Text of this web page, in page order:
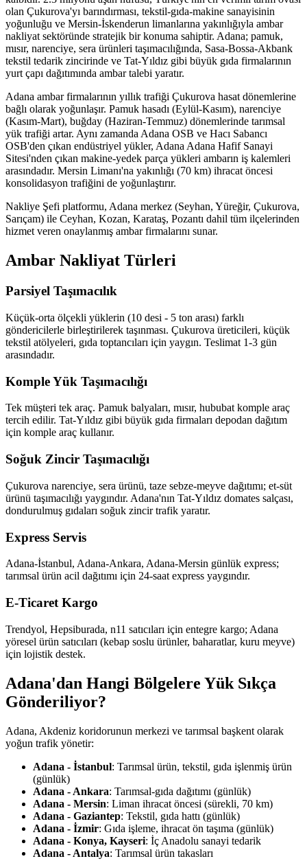
olan Çukurova'yı barındırması, tekstil-gıda-makine sanayisinin
yoğunluğu ve Mersin-İskenderun limanlarına yakınlığıyla ambar
nakliyat sektöründe stratejik bir konuma sahiptir. Adana; pamuk,
mısır, narenciye, sera ürünleri taşımacılığında, Sasa-Bossa-Akbank
tekstil tedarik zincirinde ve Tat-Yıldız gibi büyük gıda firmalarının
yurt çapı dağıtımında ambar talebi yaratır.
Adana ambar firmalarının yıllık trafiği Çukurova hasat dönemlerine
bağlı olarak yoğunlaşır. Pamuk hasadı (Eylül-Kasım), narenciye
(Kasım-Mart), buğday (Haziran-Temmuz) dönemlerinde tarımsal
yük trafiği artar. Aynı zamanda Adana OSB ve Hacı Sabancı
OSB'den çıkan endüstriyel yükler, Adana Adana Hafif Sanayi
Sitesi'nden çıkan makine-yedek parça yükleri ambarın iş kalemleri
arasındadır. Mersin Limanı'na yakınlığı (70 km) ihracat öncesi
konsolidasyon trafiğini de yoğunlaştırır.
Nakliye Şefi platformu, Adana merkez (Seyhan, Yüreğir, Çukurova,
Sarıçam) ile Ceyhan, Kozan, Karataş, Pozantı dahil tüm ilçelerinden
hizmet veren onaylanmış ambar firmalarını sunar.
Ambar Nakliyat Türleri
Parsiyel Taşımacılık
Küçük-orta ölçekli yüklerin (10 desi - 5 ton arası) farklı
göndericilerle birleştirilerek taşınması. Çukurova üreticileri, küçük
tekstil atölyeleri, gıda toptancıları için yaygın. Teslimat 1-3 gün
arasındadır.
Komple Yük Taşımacılığı
Tek müşteri tek araç. Pamuk balyaları, mısır, hububat komple araç
tercih edilir. Tat-Yıldız gibi büyük gıda firmaları depodan dağıtım
için komple araç kullanır.
Soğuk Zincir Taşımacılığı
Çukurova narenciye, sera ürünü, taze sebze-meyve dağıtımı; et-süt
ürünü taşımacılığı yaygındır. Adana'nın Tat-Yıldız domates salçası,
dondurulmuş gıdaları soğuk zincir trafik yaratır.
Express Servis
Adana-İstanbul, Adana-Ankara, Adana-Mersin günlük express;
tarımsal ürün acil dağıtımı için 24-saat express yaygındır.
E-Ticaret Kargo
Trendyol, Hepsiburada, n11 satıcıları için entegre kargo; Adana
yöresel ürün satıcıları (kebap soslu ürünler, baharatlar, kuru meyve)
için lojistik destek.
Adana'dan Hangi Bölgelere Yük Sıkça
Gönderiliyor?
Adana, Akdeniz koridorunun merkezi ve tarımsal başkent olarak
yoğun trafik yönetir:
Adana - İstanbul: Tarımsal ürün, tekstil, gıda işlenmiş ürün
(günlük)
Adana - Ankara: Tarımsal-gıda dağıtımı (günlük)
Adana - Mersin: Liman ihracat öncesi (sürekli, 70 km)
Adana - Gaziantep: Tekstil, gıda hattı (günlük)
Adana - İzmir: Gıda işleme, ihracat ön taşıma (günlük)
Adana - Konya, Kayseri: İç Anadolu sanayi tedarik
Adana - Antalya: Tarımsal ürün takasları